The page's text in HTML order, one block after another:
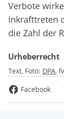
Verbote
Inkrafttreten
die Zahl der
Urheberrecht
Text, Foto: DPA
Facebook